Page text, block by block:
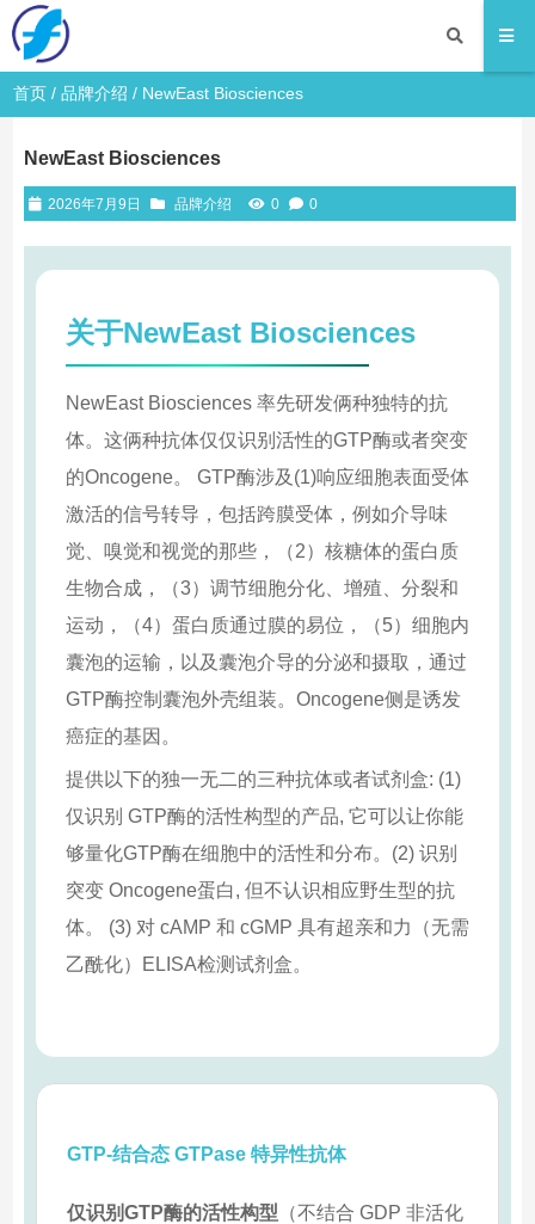
首页 /品牌介绍 / NewEast Biosciences
NewEast Biosciences
2026年7月9日 品牌介绍 0 0
关于NewEast Biosciences
NewEast Biosciences 率先研发俩种独特的抗
体。这俩种抗体仅仅识别活性的GTP酶或者突变
的Oncogene。 GTP酶涉及(1)响应细胞表面受体
激活的信号转导，包括跨膜受体，例如介导味
觉、嗅觉和视觉的那些，（2）核糖体的蛋白质
生物合成，（3）调节细胞分化、增殖、分裂和
运动，（4）蛋白质通过膜的易位，（5）细胞内
囊泡的运输，以及囊泡介导的分泌和摄取，通过
GTP酶控制囊泡外壳组装。Oncogene侧是诱发
癌症的基因。
提供以下的独一无二的三种抗体或者试剂盒: (1)
仅识别 GTP酶的活性构型的产品, 它可以让你能
够量化GTP酶在细胞中的活性和分布。(2) 识别
突变 Oncogene蛋白, 但不认识相应野生型的抗
体。 (3) 对 cAMP 和 cGMP 具有超亲和力（无需
乙酰化）ELISA检测试剂盒。
GTP‑结合态 GTPase 特异性抗体
仅识别GTP酶的活性构型 （不结合 GDP 非活化